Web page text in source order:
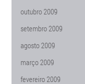
outubro 2009
setembro 2009
agosto 2009
março 2009
fevereiro 2009